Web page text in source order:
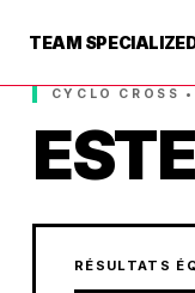
TEAM
CYCLO CROSS
RÉSULTATS